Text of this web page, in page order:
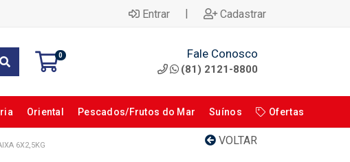
Entrar | Cadastrar
0 Fale Conosco
(81) 2121-8800
Oriental Pescados/Frutos do Mar Suínos Ofertas
VOLTAR
6X2,5KG